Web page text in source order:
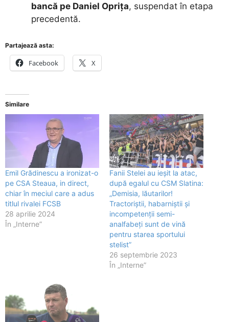
bancă pe Daniel Oprița, suspendat în etapa
precedentă.
Partajează asta:
Facebook X
Similare
Emil Grădinescu a ironizat-o
pe CSA Steaua, in direct,
chiar în meciul care a adus
titlul rivalei FCSB
28 aprilie 2024
În „Interne”
Fanii Stelei au ieșit la atac,
după egalul cu CSM Slatina:
„Demisia, lăutarilor!
Tractoriștii, habarniștii și
incompetenții semi-
analfabeți sunt de vină
pentru starea sportului
stelist”
26 septembrie 2023
În „Interne”